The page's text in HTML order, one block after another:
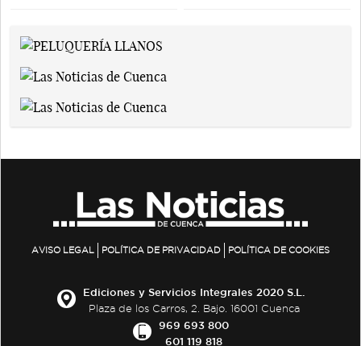
AVISO LEGAL POLÍTICA DE PRIVACIDAD POLÍTICA DE COOKIES
Ediciones y Servicios Integrales 2020 S.L.
Plaza de los Carros, 2. Bajo. 16001 Cuenca
969 693 800
601 119 818